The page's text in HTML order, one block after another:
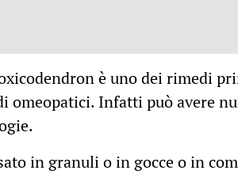
è uno dei rimedi
omeopatici. Infatti può avere
in granuli o in gocce o in